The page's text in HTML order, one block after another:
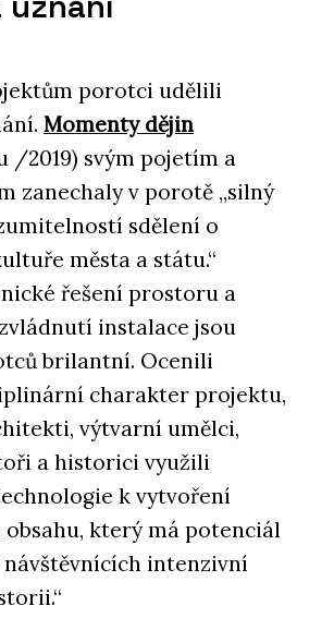
porotci udělili
Momenty dějin
/2019) svým pojetím a
zanechaly v porotě „silný
sdělení o
města a státu.“
řešení prostoru a
instalace jsou
brilantní. Ocenili
charakter projektu,
výtvarní umělci,
a historici využili
k vytvoření
který má potenciál
intenzivní